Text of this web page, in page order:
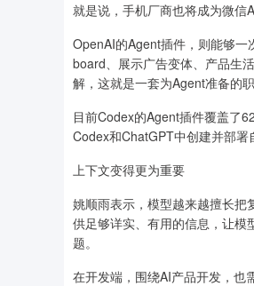
就是说，手机厂商也将成为微信
OpenAI的Agent插件，则能够
board、展示广告变体、产品生
解，这就是一套为Agent准备的职
目前Codex的Agent插件覆盖了
Codex和ChatGPT中创建并部署
上下文变得更为重要
姚顺雨表示，模型越来越擅长把
供足够详实、有用的信息，让模
题。
在开发端，围绕AI产品开发，也